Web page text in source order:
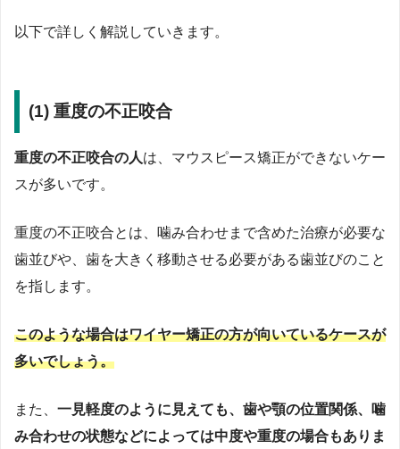
以下で詳しく解説していきます。
(1) 重度の不正咬合
重度の不正咬合の人は、マウスピース矯正ができないケー
スが多いです。
重度の不正咬合とは、噛み合わせまで含めた治療が必要な
歯並びや、歯を大きく移動させる必要がある歯並びのこと
を指します。
このような場合はワイヤー矯正の方が向いているケースが
多いでしょう。
また、 一見軽度のように見えても、歯や顎の位置関係、噛
み合わせの状態などによっては中度や重度の場合もありま